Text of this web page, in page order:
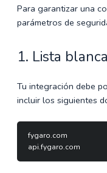
Para garantizar una
parámetros de
1. Lista
Tu integración debe
incluir los siguientes
fygaro.com
api.fygaro.com